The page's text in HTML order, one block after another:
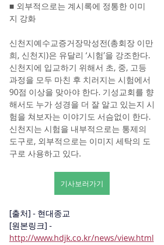
■ 외부적으로는 계시록에 정통한 이미
지 강화
신천지예수교증거장막성전(총회장 이만
희, 신천지)은 유달리 ‘시험’을 강조한다.
신천지에 입교하기 위해서 초, 중, 고등
과정을 모두 마친 후 치러지는 시험에서
90점 이상을 맞아야 한다. 기성교회를 향
해서도 누가 성경을 더 잘 알고 있는지 시
험을 쳐보자는 이야기도 서슴없이 한다.
신천지는 시험을 내부적으로는 통제의
도구로, 외부적으로는 이미지 세탁의 도
구로 사용하고 있다.
기사보러가기
[출처] - 현대종교
[원본링크] -
http://www.hdjk.co.kr/news/view.html